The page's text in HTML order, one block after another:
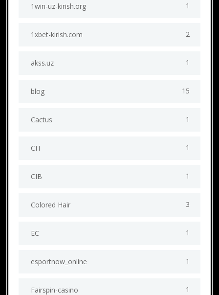
1win-uz-kirish.org 1
1xbet-kirish.com 2
akss.uz 1
blog 15
Cactus 1
CH 1
CIB 1
Colored Hair 3
EC 1
esportnow_online 1
Fairspin-casino 1